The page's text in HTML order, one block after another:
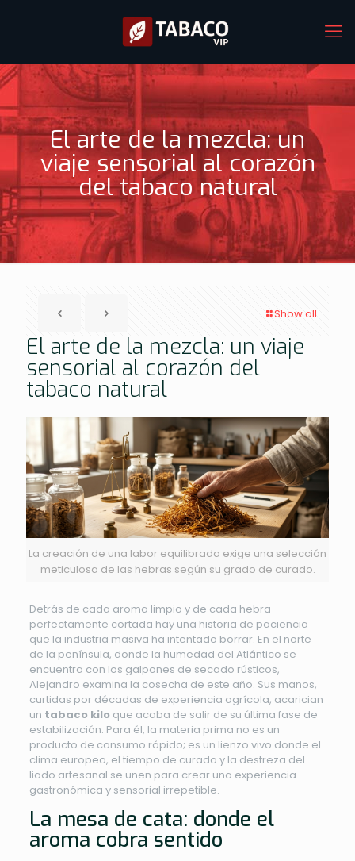
El arte de la mezcla: un
viaje sensorial al corazón
del tabaco natural
Show all
El arte de la mezcla: un viaje
sensorial al corazón del
tabaco natural
La creación de una labor equilibrada exige una selección
meticulosa de las hebras según su grado de curado.
Detrás de cada aroma limpio y de cada hebra
perfectamente cortada hay una historia de paciencia
que la industria masiva ha intentado borrar. En el norte
de la península, donde la humedad del Atlántico se
encuentra con los galpones de secado rústicos,
Alejandro examina la cosecha de este año. Sus manos,
curtidas por décadas de experiencia agrícola, acarician
un tabaco kilo que acaba de salir de su última fase de
estabilización. Para él, la materia prima no es un
producto de consumo rápido; es un lienzo vivo donde el
clima europeo, el tiempo de curado y la destreza del
liado artesanal se unen para crear una experiencia
gastronómica y sensorial irrepetible.
La mesa de cata: donde el
aroma cobra sentido